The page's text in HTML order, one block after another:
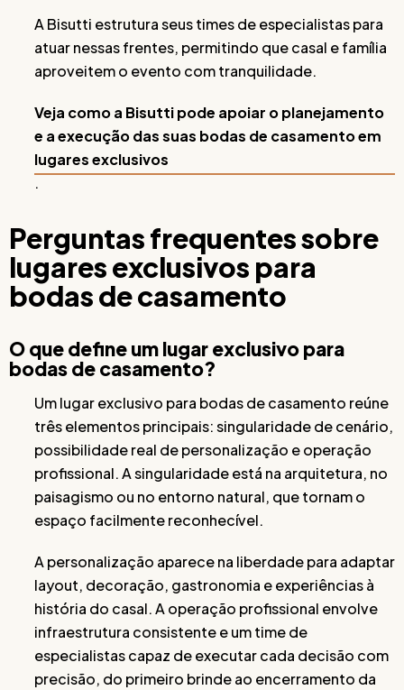
A Bisutti estrutura seus times de especialistas para
atuar nessas frentes, permitindo que casal e família
aproveitem o evento com tranquilidade.
Veja como a Bisutti pode apoiar o planejamento
e a execução das suas bodas de casamento em
lugares exclusivos
.
Perguntas frequentes sobre
lugares exclusivos para
bodas de casamento
O que define um lugar exclusivo para
bodas de casamento?
Um lugar exclusivo para bodas de casamento reúne
três elementos principais: singularidade de cenário,
possibilidade real de personalização e operação
profissional. A singularidade está na arquitetura, no
paisagismo ou no entorno natural, que tornam o
espaço facilmente reconhecível.
A personalização aparece na liberdade para adaptar
layout, decoração, gastronomia e experiências à
história do casal. A operação profissional envolve
infraestrutura consistente e um time de
especialistas capaz de executar cada decisão com
precisão, do primeiro brinde ao encerramento da